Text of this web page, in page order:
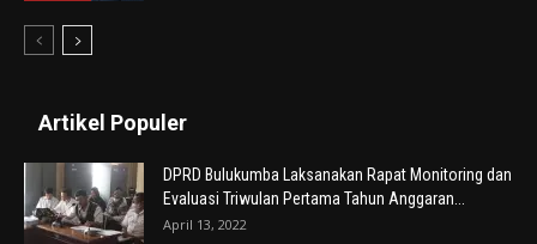
Artikel Populer
DPRD Bulukumba Laksanakan Rapat Monitoring dan
Evaluasi Triwulan Pertama Tahun Anggaran...
April 13, 2022